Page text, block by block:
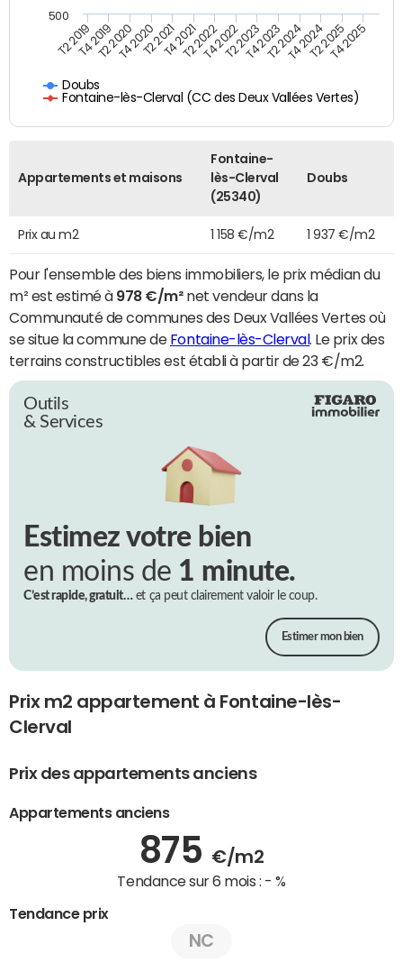
Doubs
Fontaine-lès-Clerval (CC des Deux Vallées Vertes)
T2 2019T4 2019T2 2020T4 2020T2 2021T4 2021T2 2022T4 2022T2 2023T4 2023T2 2024T4 2024T2 2025T4 2025
500
Appartements et maisons
Fontaine-
lès-Clerval
(25340)
Doubs
Prix au m2 1 158 €/m2 1 937 €/m2
Pour l'ensemble des biens immobiliers, le prix médian du
m² est estimé à 978 €/m²net vendeur dans la
Communauté de communes des Deux Vallées Vertes où
se situe la commune de Fontaine-lès-Clerval
. Le prix des
terrains constructibles est établi à partir de 23 €/m2.
Outils
& Services
Estimez votre bien
en moins de 1 minute.
C’est rapide, gratuit…et ça peut clairement valoir le coup.
Estimer mon bien
Prix m2 appartement à Fontaine-lès-
Clerval
Prix des appartements anciens
Appartements anciens
875 €/m2
Tendance sur 6 mois : - %
Tendance prix
NC